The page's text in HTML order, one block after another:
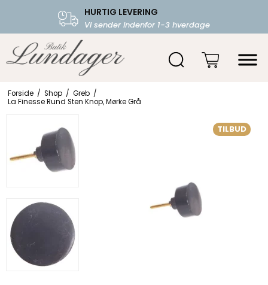
HURTIG LEVERING
Vi sender indenfor 1-3 hverdage
FRI FRAGT OVER 599.-
Starter fra 39,-
Forside / Shop / Greb /
La Finesse Rund Sten Knop, Mørke Grå
TILBUD